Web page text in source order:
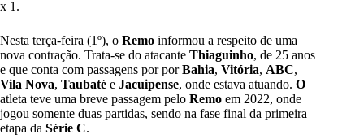
x 1.
Nesta terça-feira (1º), o Remo informou a respeito de uma
nova contração. Trata-se do atacante Thiaguinho, de 25 anos
e que conta com passagens por porBahia, Vitória, ABC,
Vila Nova, Taubaté e Jacuipense, onde estava atuando. O
atleta teve uma breve passagem pelo Remo em 2022, onde
jogou somente duas partidas, sendo na fase final da primeira
etapa da Série C.